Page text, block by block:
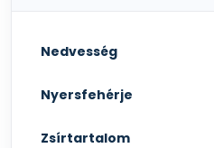
Nedvesség
Nyersfehérje
Zsírtartalom